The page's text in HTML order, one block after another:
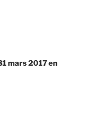
mars 2017 en